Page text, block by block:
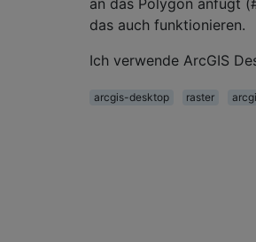
an das Polygon anfügt
das auch funktionieren.
Ich verwende ArcGIS
arcgis-desktop raster